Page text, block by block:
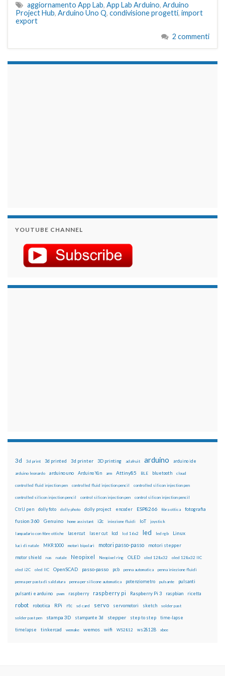
aggiornamento App Lab, App Lab Arduino, Arduino
Project Hub, Arduino Uno Q, condivisione progetti, import
export
2 commenti
YOUTUBE CHANNEL
3d 3d print 3d printed 3d printer 3D printing adafruit arduino arduino ide
arduino leonardo arduino uno Arduino Yún arm Attiny85 BLE bluetooth cloud
controlled fluid injection pen controlled fluid injection pencil controlled silicon injection pen
controlled silicon injection pencil control silicon injection pen control silicon injection pencil
CtrlJ pen dolly foto dolly photo dolly project encoder ESP8266 fibra ottica fotografia
fusion 360 Genuino home assistant i2c iniezione fluidi IoT joystick
lampadario con fibre ottiche lasercut laser cut lcd lcd 16x2 led led rgb Linux
luci di natale MKR1000 motori bipolari motori passo-passo motori stepper
motor shield nas natale Neopixel Neopixel ring OLED oled 128x32 oled 128x32 IIC
oled i2C oled IIC OpenSCAD passo-passo pcb penna automatica penna iniezione fluidi
penna per pasta di saldatura penna per silicone automatica potenziometro pulsante pulsanti
pulsanti e arduino pwm raspberry raspberry pi Raspberry Pi 3 raspbian ricetta
robot robotica RPi rtc sd card servo servomotori sketch solder past
solder past pen stampa 3D stampante 3d stepper step to step time-lapse
timelapse tinkercad wemake wemos wifi WS2812 ws2812B xbee